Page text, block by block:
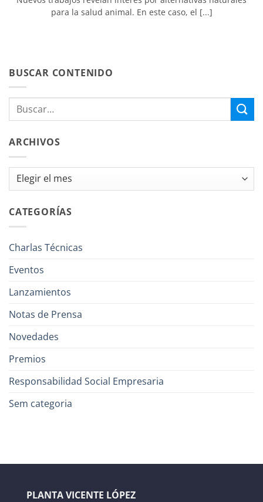
para la salud animal. En este caso, el [...]
BUSCAR CONTENIDO
ARCHIVOS
Archivos
CATEGORÍAS
Charlas Técnicas
Eventos
Lanzamientos
Notas de Prensa
Novedades
Premios
Responsabilidad Social Empresaria
Sem categoria
PLANTA VICENTE LÓPEZ